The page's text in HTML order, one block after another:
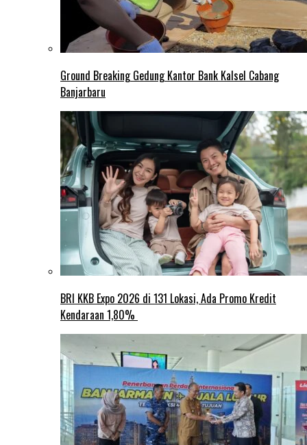
Ground Breaking Gedung Kantor Bank Kalsel Cabang
Banjarbaru
BRI KKB Expo 2026 di 131 Lokasi, Ada Promo Kredit
Kendaraan 1,80%